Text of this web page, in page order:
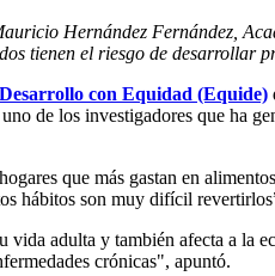
Hernández Fernández,
tienen el riesgo de desarrollar
con Equidad (Equide)
de los investigadores que ha
que más gastan en
hábitos son muy difícil
vida adulta y también afecta a la
crónicas", apuntó.